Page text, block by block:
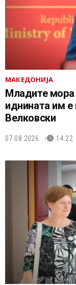
МАКЕДОНИЈА
Младите мора
иднината им е
Велковски
07.08.2026. 14:22